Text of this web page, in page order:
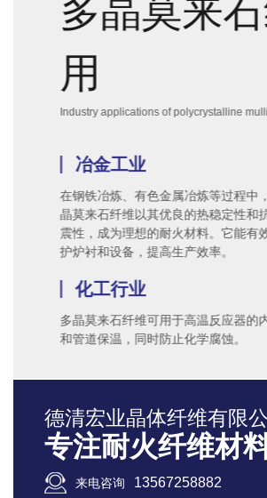
多晶莫来
用
Industry applications of polycrystalline
冶金工业
在钢铁冶炼、有色金属冶炼等过程中
晶莫来石纤维以其优良的热稳定性和
震性，成为理想的耐火材料。它能有
护炉衬和设备，提高生产效率。
化工行业
多晶莫来石纤维可用于高温反应器的
和管道保温，同时防止化学腐蚀。
德清宏业晶体纤维有限
专注耐火纤维材
来电咨询 13567258882